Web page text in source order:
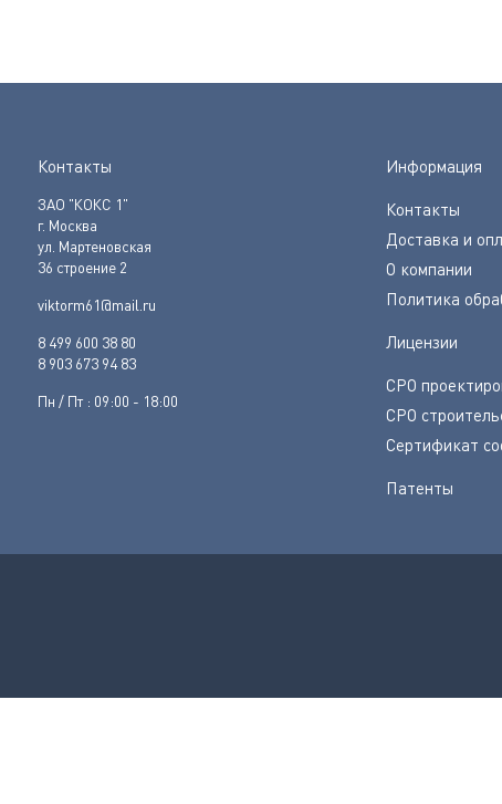
Контакты
ЗАО "КОКС 1"
г. Москва
ул. Мартеновская
36 строение 2
viktorm61@mail.ru
8 499 600 38 80
8 903 673 94 83
Пн / Пт : 09:00 - 18:00
Информация
Контакты
Доставка и
О компании
Политика
Лицензии
СРО
СРО
Сертификат
Патенты